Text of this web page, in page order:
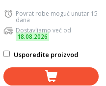
Povrat robe moguć unutar 15
dana
Dostavljamo već od
18.08.2026
Usporedite proizvod